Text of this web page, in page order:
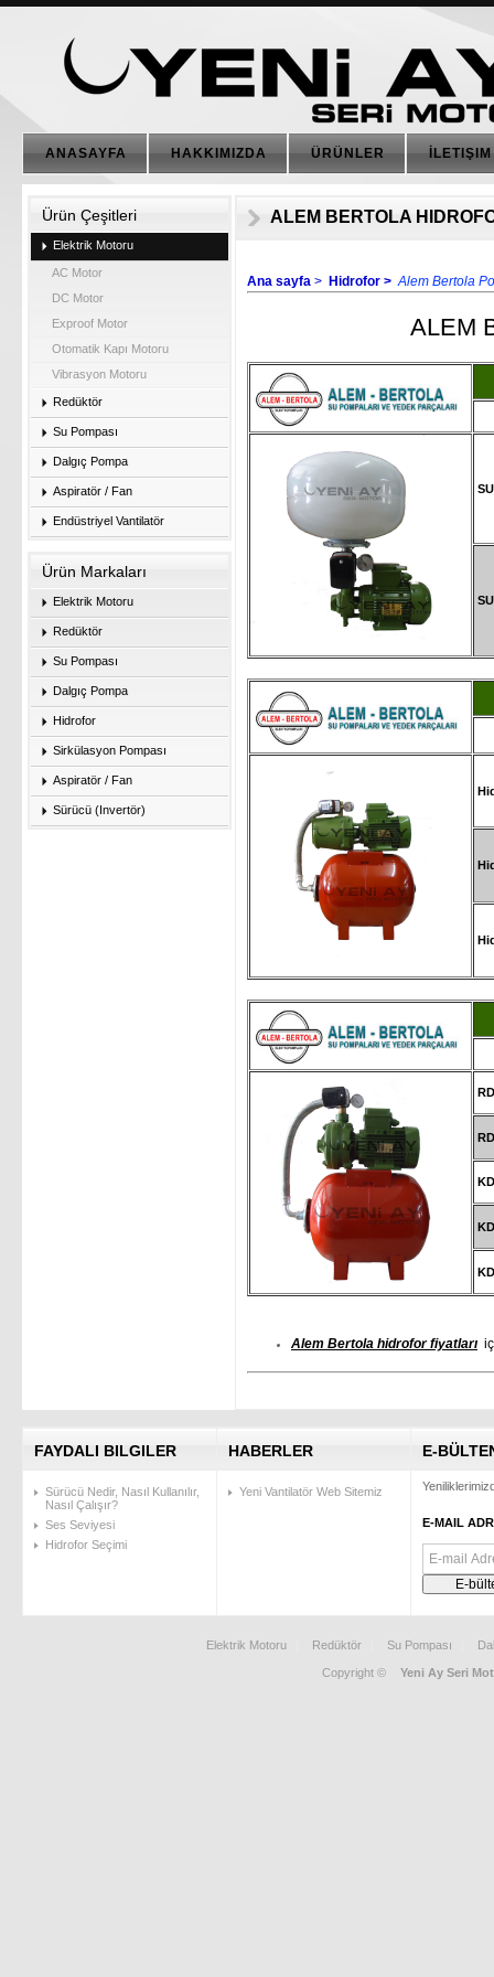
ANASAYFA HAKKIMIZDA ÜRÜNLER İLETIŞIM
Ürün Çeşitleri
Elektrik Motoru
AC Motor
DC Motor
Exproof Motor
Otomatik Kapı Motoru
Vibrasyon Motoru
Redüktör
Su Pompası
Dalgıç Pompa
Aspiratör / Fan
Endüstriyel Vantilatör
Ürün Markaları
Elektrik Motoru
Redüktör
Su Pompası
Dalgıç Pompa
Hidrofor
Sirkülasyon Pompası
Aspiratör / Fan
Sürücü (Invertör)
ALEM BERTOLA
Ana sayfa > Hidrofor > Alem Bertola
ALEM
SU
KD
Alem Bertola hidrofor fiyatları
FAYDALI BILGILER
Sürücü Nedir, Nasıl Kullanılır,
Nasıl Çalışır?
Ses Seviyesi
Hidrofor Seçimi
HABERLER
Yeni Vantilatör Web Sitemiz
E-
E-MAIL
Elektrik Motoru Redüktör Su Pompası
Copyright © Yeni Ay Seri